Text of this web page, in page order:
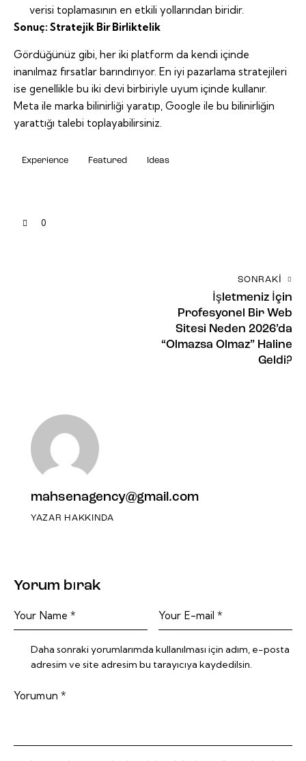
verisi toplamasının en etkili yollarından biridir.
Sonuç: Stratejik Bir Birliktelik
Gördüğünüz gibi, her iki platform da kendi içinde
inanılmaz fırsatlar barındırıyor. En iyi pazarlama stratejileri
ise genellikle bu iki devi birbiriyle uyum içinde kullanır.
Meta ile marka bilinirliği yaratıp, Google ile bu bilinirliğin
yarattığı talebi toplayabilirsiniz.
Experience Featured Ideas
0
SONRAKI
İşletmeniz İçin
Profesyonel Bir Web
Sitesi Neden 2026’da
“Olmazsa Olmaz” Haline
Geldi?
mahsenagency@gmail.com
YAZAR HAKKINDA
Yorum bırak
Daha sonraki yorumlarımda kullanılması için adım, e-posta
adresim ve site adresim bu tarayıcıya kaydedilsin.